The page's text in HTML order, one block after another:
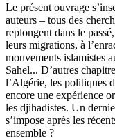
Le présent ouvrage
auteurs – tous des
replongent dans le
leurs migrations, à
mouvements islamistes
Sahel... D’autres
l’Algérie, les politiques
encore une expérience
les djihadistes. Un
s’impose après les
ensemble ?